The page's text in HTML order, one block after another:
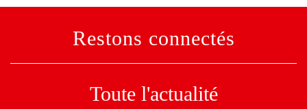
Restons connectés
Toute l'actualité